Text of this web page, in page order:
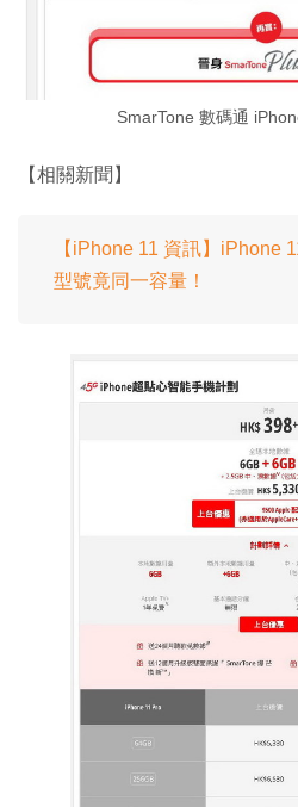
SmarTone 數碼通
【相關新聞】
【iPhone 11 資訊】iPhone
型號竟同一容量！